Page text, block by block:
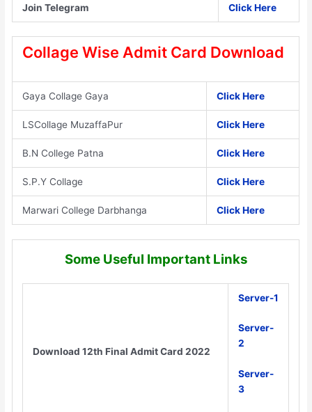
Join Telegram Click Here
Collage Wise Admit Card Download
Gaya Collage Gaya Click Here
LSCollage MuzaffaPur Click Here
B.N College Patna Click Here
S.P.Y Collage Click Here
Marwari College Darbhanga Click Here
Some Useful Important Links
Download 12th Final Admit Card 2022
Server-1
Server-
2
Server-
3